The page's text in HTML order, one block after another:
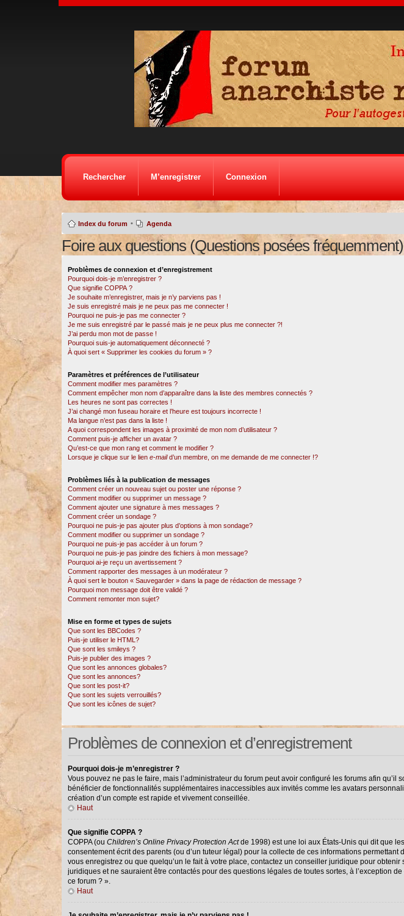
Rechercher M’enregistrer Connexion
Index du forum • Agenda
Foire aux questions (Questions posées fréquemment)
Problèmes de connexion et d’enregistrement
Pourquoi dois-je m’enregistrer ?
Que signifie COPPA ?
Je souhaite m’enregistrer, mais je n’y parviens pas !
Je suis enregistré mais je ne peux pas me connecter !
Pourquoi ne puis-je pas me connecter ?
Je me suis enregistré par le passé mais je ne peux plus me connecter ?!
J’ai perdu mon mot de passe !
Pourquoi suis-je automatiquement déconnecté ?
À quoi sert « Supprimer les cookies du forum » ?
Paramètres et préférences de l’utilisateur
Comment modifier mes paramètres ?
Comment empêcher mon nom d’apparaître dans la liste des membres connectés ?
Les heures ne sont pas correctes !
J’ai changé mon fuseau horaire et l’heure est toujours incorrecte !
Ma langue n’est pas dans la liste !
A quoi correspondent les images à proximité de mon nom d’utilisateur ?
Comment puis-je afficher un avatar ?
Qu’est-ce que mon rang et comment le modifier ?
Lorsque je clique sur le lien e-maild’un membre, on me demande de me connecter !?
Problèmes liés à la publication de messages
Comment créer un nouveau sujet ou poster une réponse ?
Comment modifier ou supprimer un message ?
Comment ajouter une signature à mes messages ?
Comment créer un sondage ?
Pourquoi ne puis-je pas ajouter plus d’options à mon sondage?
Comment modifier ou supprimer un sondage ?
Pourquoi ne puis-je pas accéder à un forum ?
Pourquoi ne puis-je pas joindre des fichiers à mon message?
Pourquoi ai-je reçu un avertissement ?
Comment rapporter des messages à un modérateur ?
À quoi sert le bouton « Sauvegarder » dans la page de rédaction de message ?
Pourquoi mon message doit être validé ?
Comment remonter mon sujet?
Mise en forme et types de sujets
Que sont les BBCodes ?
Puis-je utiliser le HTML?
Que sont les smileys ?
Puis-je publier des images ?
Que sont les annonces globales?
Que sont les annonces?
Que sont les post-it?
Que sont les sujets verrouillés?
Que sont les icônes de sujet?
Problèmes de connexion et d’enregistrement
Pourquoi dois-je m’enregistrer ?
Vous pouvez ne pas le faire, mais l’administrateur du forum peut avoir configuré les forums afin
bénéficier de fonctionnalités supplémentaires inaccessibles aux invités comme les avatars
création d’un compte est rapide et vivement conseillée.
Haut
Que signifie COPPA ?
COPPA (ou Children’s Online Privacy Protection Actde 1998) est une loi aux États-Unis qui dit que
consentement écrit des parents (ou d’un tuteur légal) pour la collecte de ces informations
vous enregistrez ou que quelqu’un le fait à votre place, contactez un conseiller juridique pour
juridiques et ne sauraient être contactés pour des questions légales de toutes sortes, à l’exception
ce forum ? ».
Haut